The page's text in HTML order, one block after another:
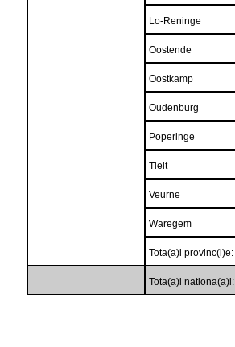
Lo-Reninge
Oostende
Oostkamp
Oudenburg
Poperinge
Tielt
Veurne
Waregem
Tota(a)l provinc(i)e:
Tota(a)l nationa(a)l: